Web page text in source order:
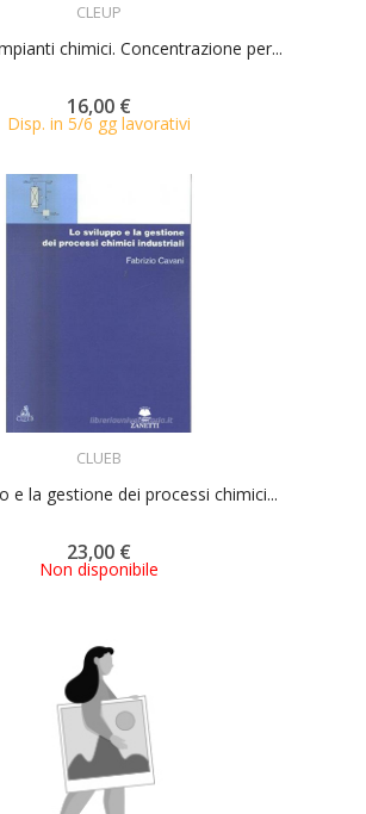
CLEUP
chimici. Concentrazione per...
16,00 €
Disp. in 5/6 gg lavorativi
CLUEB
e la gestione dei processi chimici...
23,00 €
Non disponibile